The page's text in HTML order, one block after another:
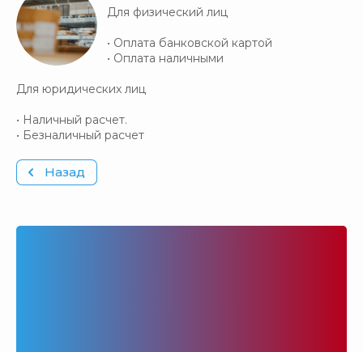
Для физический лиц
• Оплата банковской картой
• Оплата наличными
Для юридических лиц
• Наличный расчет.
• Безналичный расчет
Назад